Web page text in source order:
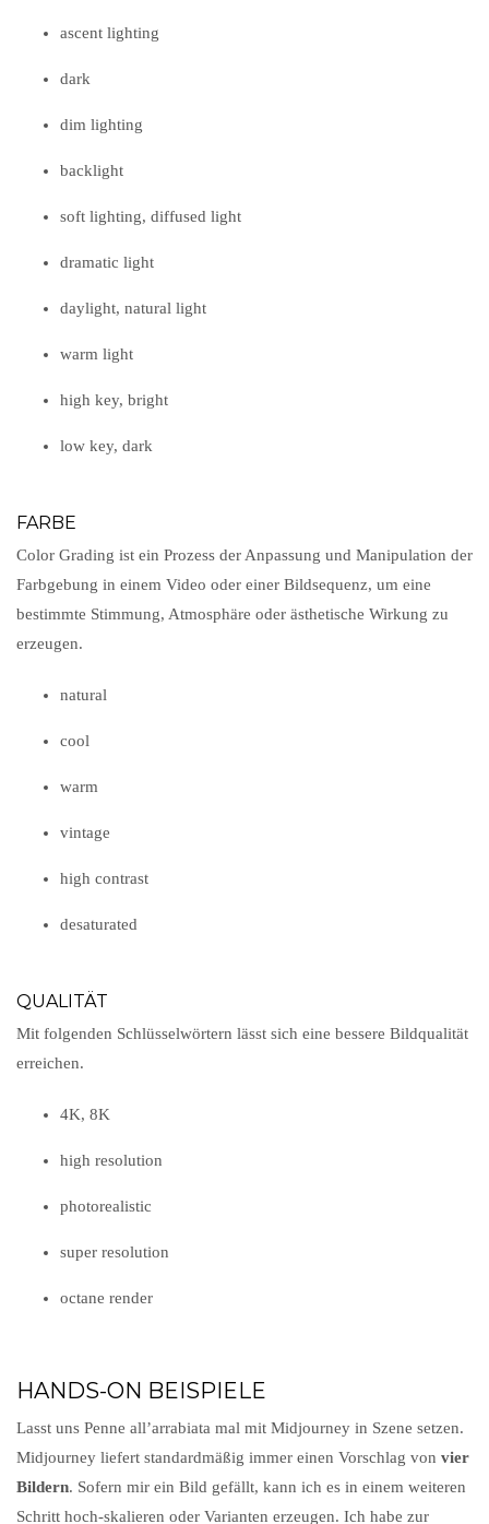
ascent lighting
dark
dim lighting
backlight
soft lighting, diffused light
dramatic light
daylight, natural light
warm light
high key, bright
low key, dark
FARBE
Color Grading ist ein Prozess der Anpassung und Manipulation der
Farbgebung in einem Video oder einer Bildsequenz, um eine
bestimmte Stimmung, Atmosphäre oder ästhetische Wirkung zu
erzeugen.
natural
cool
warm
vintage
high contrast
desaturated
QUALITÄT
Mit folgenden Schlüsselwörtern lässt sich eine bessere Bildqualität
erreichen.
4K, 8K
high resolution
photorealistic
super resolution
octane render
HANDS-ON BEISPIELE
Lasst uns Penne all’arrabiata mal mit Midjourney in Szene setzen.
Midjourney liefert standardmäßig immer einen Vorschlag von vier
Bildern. Sofern mir ein Bild gefällt, kann ich es in einem weiteren
Schritt hoch-skalieren oder Varianten erzeugen. Ich habe zur